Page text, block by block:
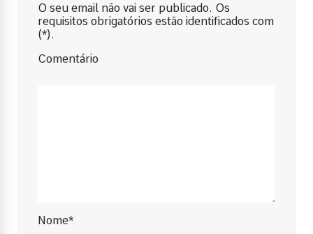
O seu email não vai ser publicado. Os
requisitos obrigatórios estão identificados com
(*).
Comentário
Nome*